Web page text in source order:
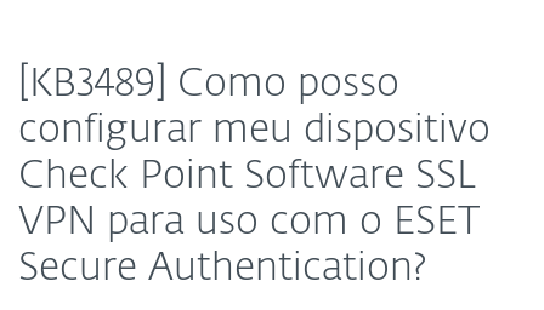
[KB3489] Como posso
configurar meu dispositivo
Check Point Software SSL
VPN para uso com o ESET
Secure Authentication?